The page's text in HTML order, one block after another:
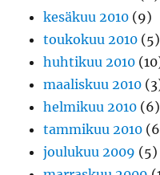
kesäkuu 2010 (9)
toukokuu 2010 (5)
huhtikuu 2010
maaliskuu 2010
helmikuu 2010 (6)
tammikuu 2010
joulukuu 2009 (5)